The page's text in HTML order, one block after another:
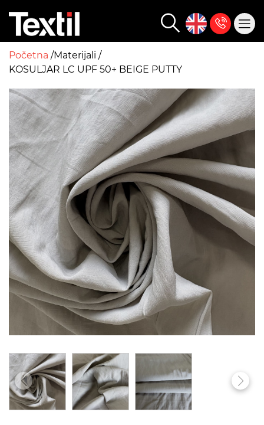
Početna Materijali
KOSULJAR LC UPF 50+ BEIGE PUTTY